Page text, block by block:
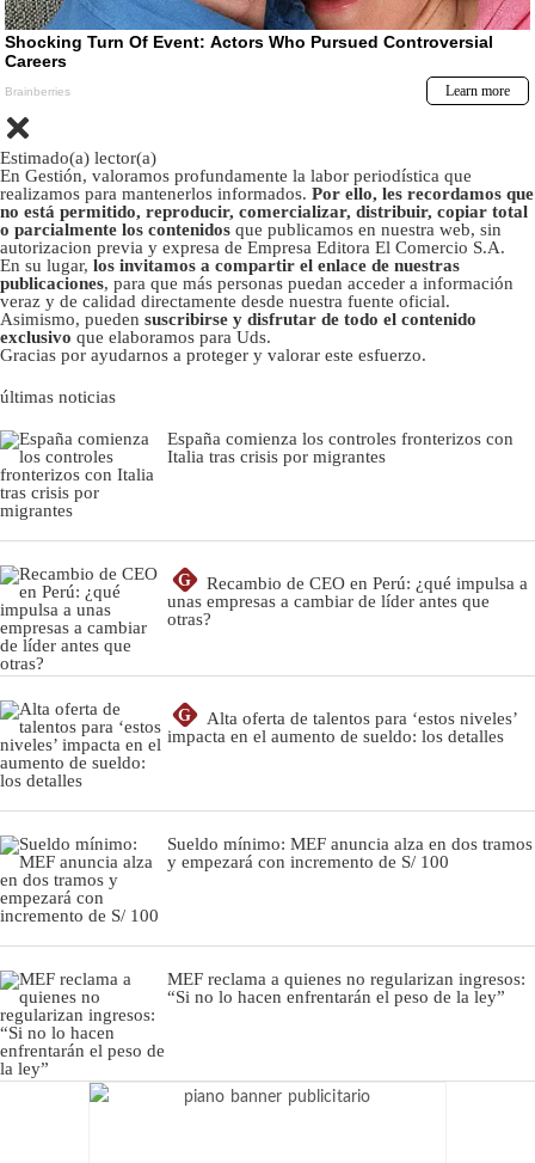
Estimado(a) lector(a)
En Gestión, valoramos profundamente la labor periodística que
realizamos para mantenerlos informados. Por ello, les recordamos que
no está permitido, reproducir, comercializar, distribuir, copiar total
o parcialmente los contenidos que publicamos en nuestra web, sin
autorizacion previa y expresa de Empresa Editora El Comercio S.A.
En su lugar, los invitamos a compartir el enlace de nuestras
publicaciones, para que más personas puedan acceder a información
veraz y de calidad directamente desde nuestra fuente oficial.
Asimismo, pueden suscribirse y disfrutar de todo el contenido
exclusivo que elaboramos para Uds.
Gracias por ayudarnos a proteger y valorar este esfuerzo.
últimas noticias
España comienza los controles fronterizos con
Italia tras crisis por migrantes
G
Recambio de CEO en Perú: ¿qué impulsa a
unas empresas a cambiar de líder antes que
otras?
G
Alta oferta de talentos para ‘estos niveles’
impacta en el aumento de sueldo: los detalles
Sueldo mínimo: MEF anuncia alza en dos tramos
y empezará con incremento de S/ 100
MEF reclama a quienes no regularizan ingresos:
“Si no lo hacen enfrentarán el peso de la ley”